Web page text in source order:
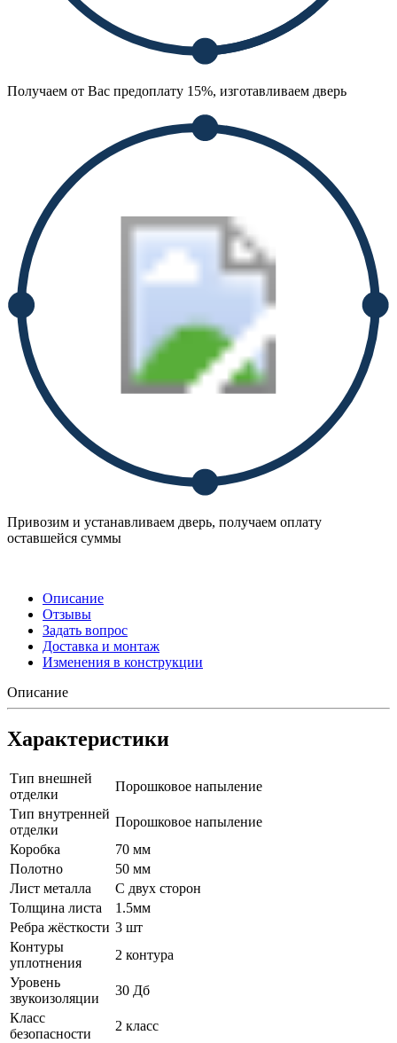
Получаем от Вас предоплату 15%, изготавливаем дверь
Привозим и устанавливаем дверь, получаем оплату
оставшейся суммы
Описание
Отзывы
Задать вопрос
Доставка и монтаж
Изменения в конструкции
Описание
Характеристики
Тип внешней
отделки
Порошковое напыление
Тип внутренней
отделки
Порошковое напыление
Коробка
70 мм
Полотно
50 мм
Лист металла
С двух сторон
Толщина листа
1.5мм
Ребра жёсткости 3 шт
Контуры
уплотнения
2 контура
Уровень
звукоизоляции
30 Дб
Класс
безопасности
2 класс